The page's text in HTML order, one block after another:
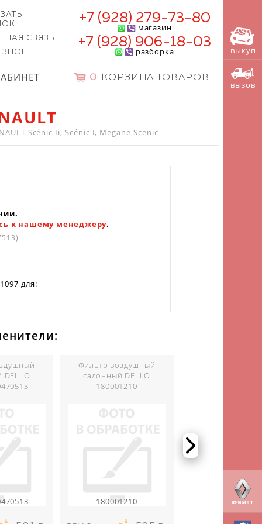
СВЯЗЬ
+7 (928) 279-73-80
магазин
+7 (928) 906-18-03
разборка
0 КОРЗИНА ТОВАРОВ
Scénic Ii, Scénic I, Megane Scenic
к нашему менеджеру.
для:
Фильтр воздушный
салонный DELLO
180001210
180001210 1987432069
выкуп
вызов